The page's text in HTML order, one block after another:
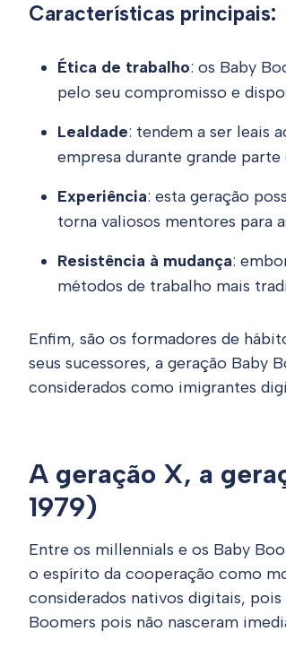
Características principais:
Ética de trabalho: os Baby
pelo seu compromisso e
Lealdade: tendem a ser leais
empresa durante grande parte
Experiência: esta geração
torna valiosos mentores para
Resistência à mudança:
métodos de trabalho mais
Enfim, são os formadores de
seus sucessores, a geração Baby
considerados como imigrantes
A geração X, a
1979)
Entre os millennials e os Baby
o espírito da cooperação como
considerados nativos digitais,
Boomers pois não nasceram